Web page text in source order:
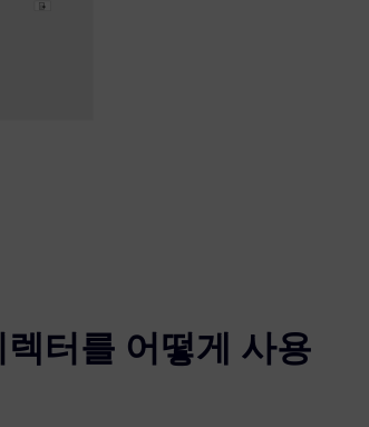
터를 어떻게 사용